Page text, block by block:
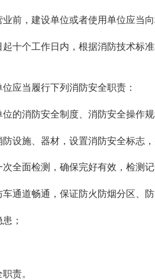
前，建设单位或者使用单位应当
十个工作日内，根据消防技术标
应当履行下列消防安全职责：
的消防安全制度、消防安全操作
设施、器材，设置消防安全标志
全面检测，确保完好有效，检测
通道畅通，保证防火防烟分区、
；
责。